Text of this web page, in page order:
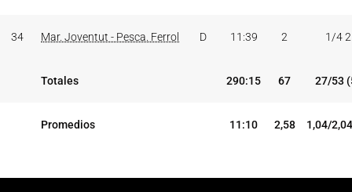
34 Mar. Joventut - Pesca. Ferrol D 11:39 2 1/4
Totales 290:15 67 27/53
Promedios 11:10 2,58 1,04/